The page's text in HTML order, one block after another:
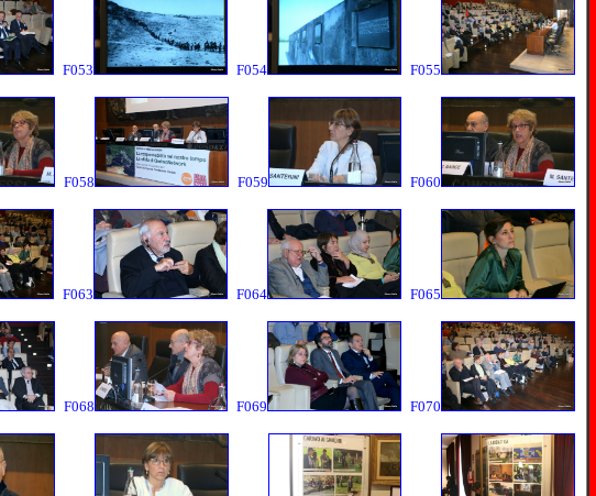
F053 F054 F055
F058 F059 F060
F063 F064 F065
F068 F069 F070